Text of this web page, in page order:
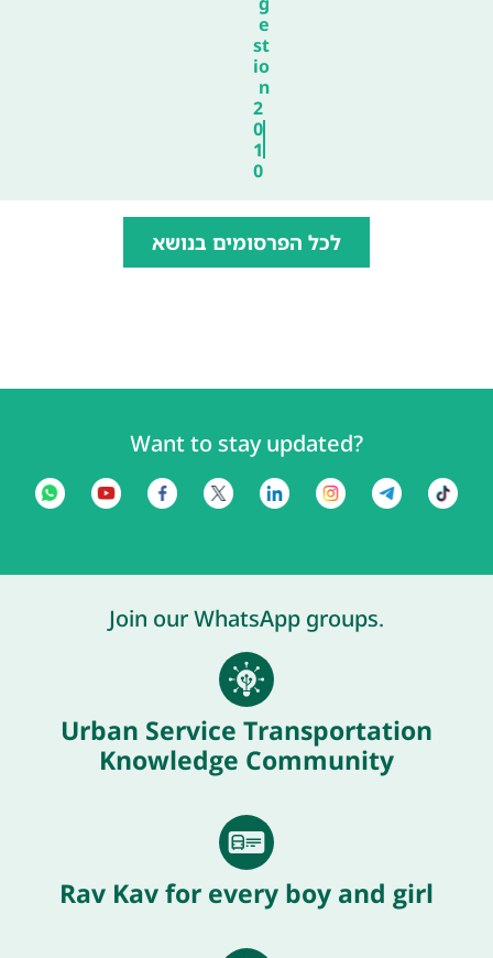
e
st
io
n
2
0
1
0
לכל הפרסומים בנושא
Want to stay updated?
Join our WhatsApp groups.
Urban Service Transportation
Knowledge Community
Rav Kav for every boy and girl